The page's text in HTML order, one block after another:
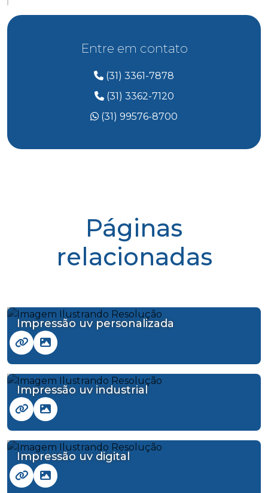
Entre em contato
(31) 3361-7878
(31) 3362-7120
(31) 99576-8700
Páginas
relacionadas
Impressão uv personalizada
Impressão uv industrial
Impressão uv digital